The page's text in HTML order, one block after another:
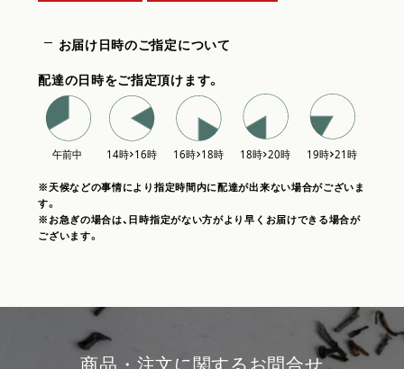
お届け日時のご指定について
配達の日時をご指定頂けます。
※天候などの事情により指定時間内に配達が出来ない場合がございま
す。
※お急ぎの場合は、日時指定がない方がより早くお届けできる場合が
ございます。
商品・注文に関するお問合せ